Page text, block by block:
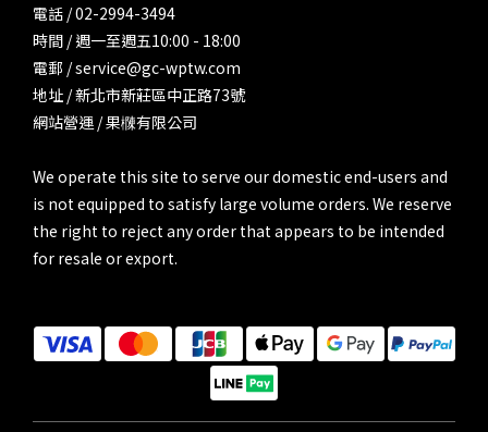
電話 / 02-2994-3494
時間 / 週一至週五10:00 - 18:00
電郵 / service@gc-wptw.com
地址 / 新北市新莊區中正路73號
網站營運 / 果樄有限公司
We operate this site to serve our domestic end-users and
is not equipped to satisfy large volume orders. We reserve
the right to reject any order that appears to be intended
for resale or export.